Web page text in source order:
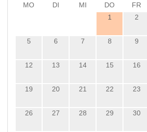
MO DI MI DO FR
1
2
5 6 7 8 9
12 13 14 15 16
19 20 21 22 23
26 27 28 29 30